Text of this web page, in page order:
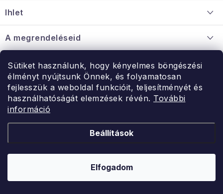
Sütiket használunk, hogy kényelmes böngészési
élményt nyújtsunk Önnek, és folyamatosan
fejlesszük a weboldal funkcióit, teljesítményét és
használhatóságát elemzések révén. További
információ
Beállítások
Elfogadom
é
c
Információ a mellékletről
Nagykereskedelmi együttműködés
Ihlet
A megrendeléseid
Érintkezés
Rendelésem
Érintkezés
Hé-Pé: 9:00-15:00
uzlet@modernvasarlas.hu
Kereskedelem feltételei
ModernVasarlas.hu. Minden jog fenntartva.